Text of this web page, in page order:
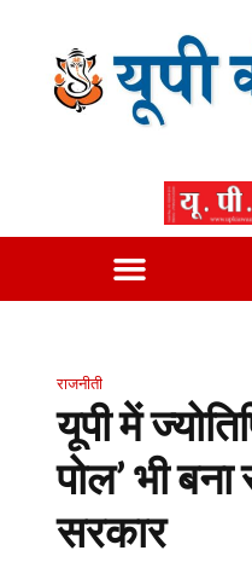
राजनीती
यूपी में
पोल’ भी बना
सरकार